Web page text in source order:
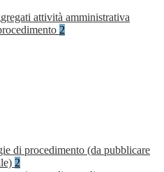
attività amministrativa
2
di procedimento (da pubblicare
2